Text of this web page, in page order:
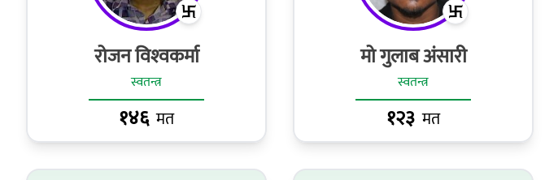
रोजन विश्‍वकर्मा
स्वतन्त्र
१४६ मत
मो गुलाब अंसारी
स्वतन्त्र
१२३ मत